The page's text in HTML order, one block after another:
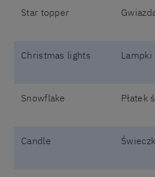
Star topper
Christmas lights Lampki
Snowflake Płatek
Candle